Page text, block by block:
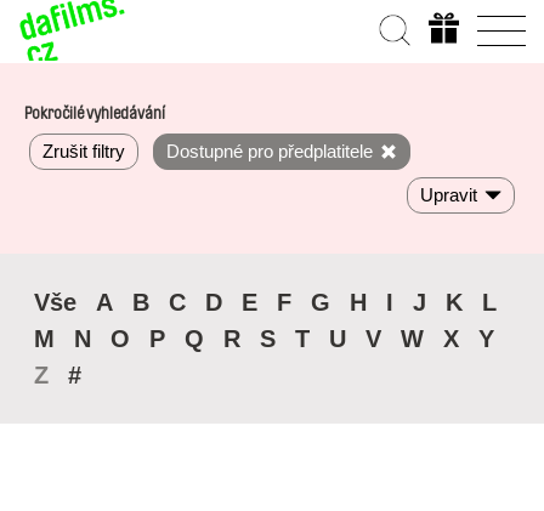
Pokročilé vyhledávání
Zrušit filtry Dostupné pro předplatitele
Upravit
Vše A B C D E F G H I J K
L
M
N O P Q R S T U V W X
Y
Z
#